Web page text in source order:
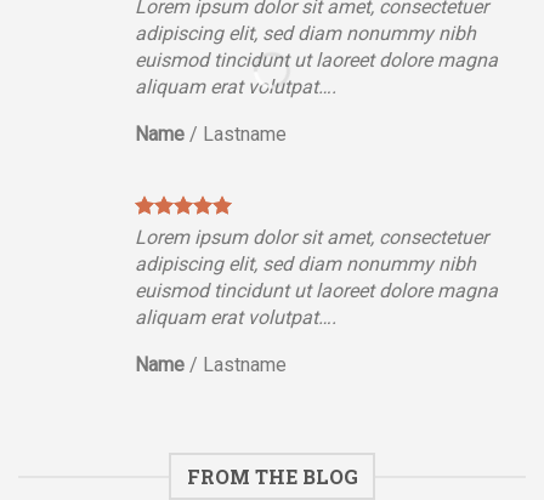
Lorem ipsum dolor sit amet, consectetuer
adipiscing elit, sed diam nonummy nibh
euismod tincidunt ut laoreet dolore magna
aliquam erat volutpat….
Name / Lastname
Lorem ipsum dolor sit amet, consectetuer
adipiscing elit, sed diam nonummy nibh
euismod tincidunt ut laoreet dolore magna
aliquam erat volutpat….
Name / Lastname
FROM THE BLOG